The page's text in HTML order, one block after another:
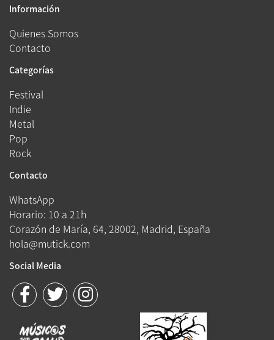
Información
Quienes Somos
Contacto
Categorías
Festival
Indie
Metal
Pop
Rock
Contacto
WhatsApp
Horario: 10 a 21h
Corazón de María, 64, 28002, Madrid, España
hola@mutick.com
Social Media